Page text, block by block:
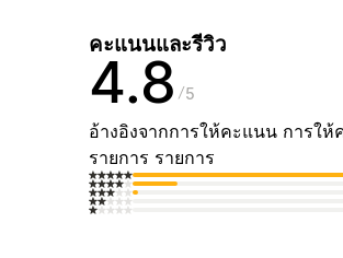
คะแนนและรีวิว
4.8 5
อ้างอิงจากการให้คะแนน การใ
รายการ รายการ